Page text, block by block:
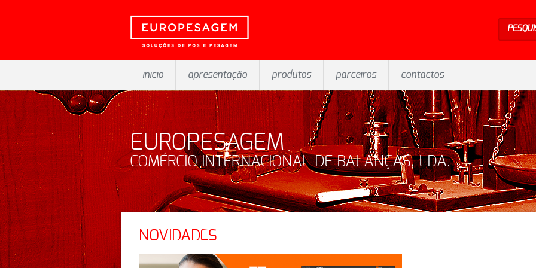
inicio apresentação produtos parceiros contactos
EUROPESAGEM
COMÉRCIO INTERNACIONAL DE BALANÇAS, LDA.
NOVIDADES